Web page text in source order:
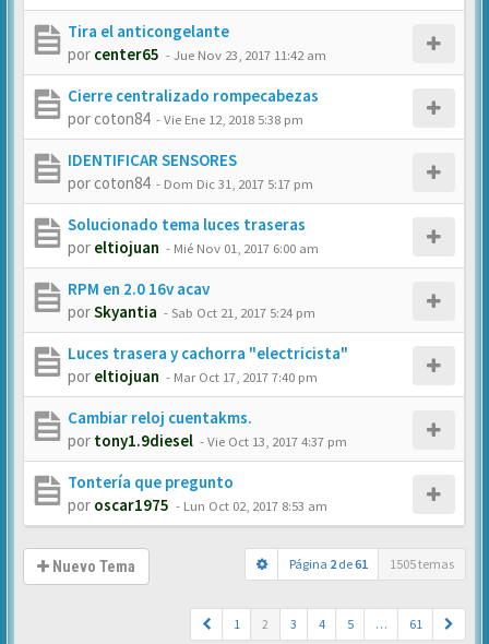
Tira el anticongelante
por center65 -Jue Nov 23, 2017 11:42 am
Cierre centralizado rompecabezas
porcoton84 -Vie Ene 12, 2018 5:38 pm
IDENTIFICAR SENSORES
porcoton84 - Dom Dic 31, 2017 5:17 pm
Solucionado tema luces traseras
por eltiojuan - Mié Nov 01, 2017 6:00 am
RPM en 2.0 16v acav
porSkyantia -Sab Oct 21, 2017 5:24 pm
Luces trasera y cachorra "electricista"
por eltiojuan - Mar Oct 17, 2017 7:40 pm
Cambiar reloj cuentakms.
por tony1.9diesel -Vie Oct 13, 2017 4:37 pm
Tontería que pregunto
por oscar1975 - Lun Oct 02, 2017 8:53 am
Nuevo Tema Página 2 de61 1505 temas
1 2 3 4 5 … 61